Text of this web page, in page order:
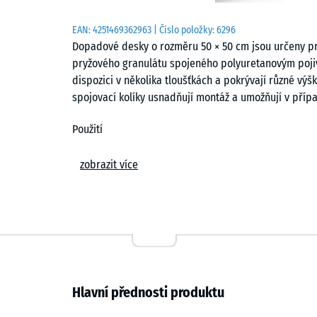
EAN:4251469362963 | Číslo položky:6296
Dopadové desky o rozměru 50 × 50 cm jsou určeny
pryžového granulátu spojeného polyuretanovým
dispozici v několika tloušťkách a pokrývají různé
spojovací kolíky usnadňují montáž a umožňují v
Použití
Dopadové desky se používají všude tam, kde je
Konstrukce a materiál
zajišťuje vysokou odolnost proti opotřebení a
zobrazit více
Hlavní přednosti produktu